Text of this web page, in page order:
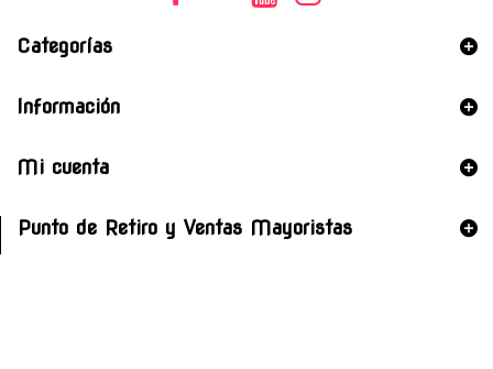
Categorías
Información
Mi cuenta
Punto de Retiro y Ventas Mayoristas